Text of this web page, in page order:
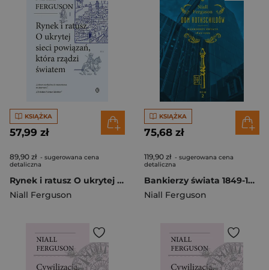
KSIĄŻKA
57,99 zł
89,90 zł - sugerowana cena
detaliczna
Rynek i ratusz O ukrytej sieci powiązań, która rządzi światem
Niall Ferguson
KSIĄŻKA
75,68 zł
119,90 zł - sugerowana cena
detaliczna
Bankierzy świata 1849-1999. Dom Rothschildów. Tom 2 wyd. 2026
Niall Ferguson